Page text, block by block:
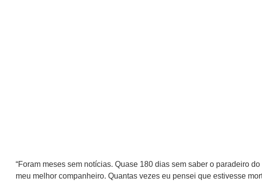
“Foram meses sem notícias. Quase 180 dias sem saber o paradeiro
meu melhor companheiro. Quantas vezes eu pensei que estivesse